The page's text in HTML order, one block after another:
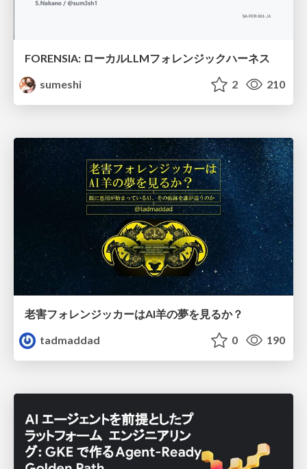
FORENSIA: ローカルLLMフォレンジックハーネス
sumeshi
2 210
老害フォレンジッカーはAI羊の夢を見るか？
tadmaddad
0 190